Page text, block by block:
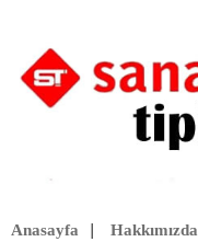
Anasayfa Hakkımızda